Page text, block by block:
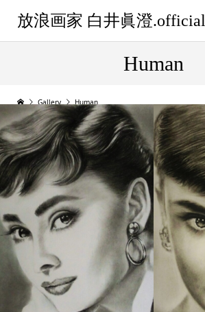
放浪画家 白井眞澄.official
Human
Gallery Human